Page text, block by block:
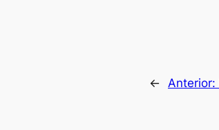
← Anterior: